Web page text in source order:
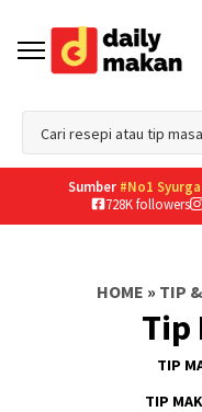
Sumber #No1
728K followers
HOME » TIP
Tip
TIP
TIP